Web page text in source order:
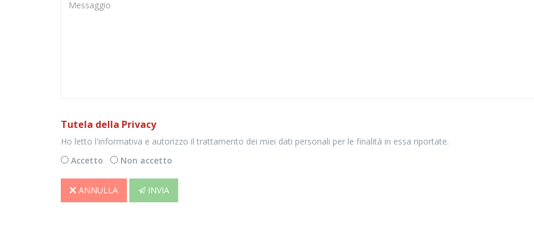
Tutela della Privacy
Ho letto l'informativa e autorizzo il trattamento dei miei dati personali per le finalità in essa riportate.
Accetto
Non accetto
ANNULLA INVIA